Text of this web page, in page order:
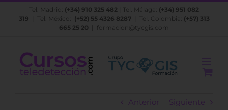
Saltar
Tel. Madrid: (+34) 910 325 482 | Tel. Málaga: (+34) 951 082
319 | Tel. México: (+52) 55 4326 8287| Tel. Colombia: (+57) 313
665 25 20
formacion@tycgis.com
Anterior Siguiente